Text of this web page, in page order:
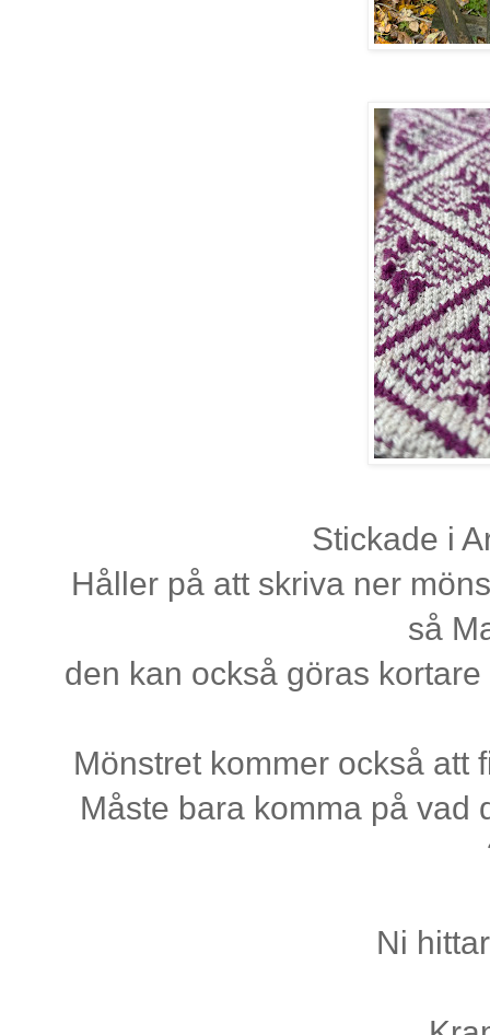
Stickade i
Håller på att skriva ner
så
den kan också göras
Mönstret kommer också
Måste bara komma på vad
Ni